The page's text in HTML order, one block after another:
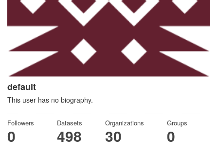
default
This user has no biography.
Followers
0
Datasets
498
Organizations
30
Groups
0